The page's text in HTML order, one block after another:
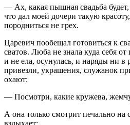
— Ах, какая пышная свадьба будет,
что дал моей дочери такую
породниться не грех.
Царевич пообещал готовиться к
сватов. Люба не знала куда себя
и не ела, осунулась, и наряды ни в
привезли, украшения, служанок
охают:
— Посмотри, какие кружева,
А она только смотрит печально на
вздыхает: